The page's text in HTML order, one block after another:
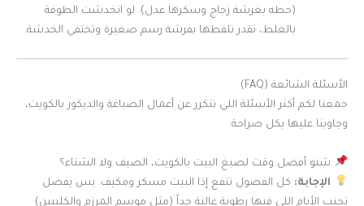
(حطه بغرشة زجاج وسكرها عدل). لو انخدشت الطوفة
بالغلط، تقدر تلقطها بفرشة رسم صغيرة وتختفي الخدشة.
الأسئلة الشائعة (FAQ)
جمعنا لكم أكثر الأسئلة اللي تتكرر عن أعمال الصباغة والديكور بالكويت،
وجاوبنا عليها بكل صراحة:
شنو أفضل وقت لصبغ البيت بالكويت، الصيف ولا الشتاء؟
الإجابة: كل الفصول تنفع إذا البيت مسكر ومكيف. بس يفضل
تجنب الأيام اللي فيها رطوبة عالية جداً (مثل موسم المرزم والكليبين)